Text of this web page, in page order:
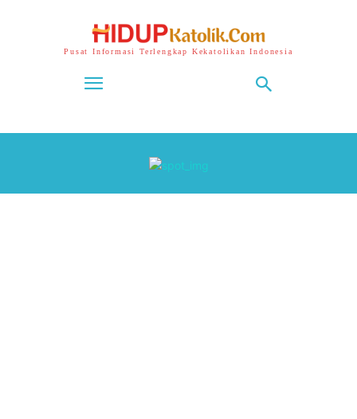
Pusat Informasi Terlengkap Kekatolikan Indonesia